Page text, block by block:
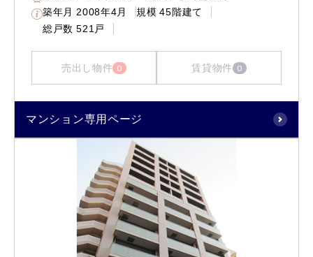
築年月 2008年4月 規模 45階建て
総戸数 521戸
売出し物件 0 賃貸物件 0
マンション専用ページ